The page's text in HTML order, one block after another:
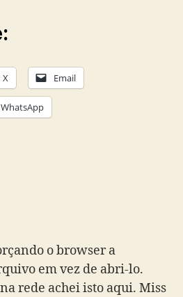
X Email
WhatsApp
o browser a
em vez de abri-lo.
rede achei isto aqui. Miss